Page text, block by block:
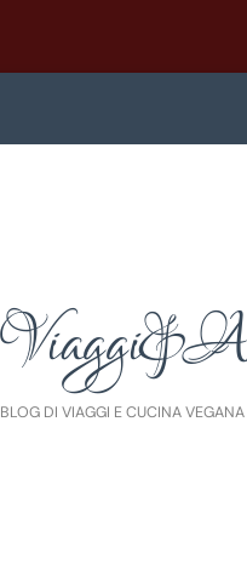
BLOG DI VIAGGI E CUCINA VEGANA